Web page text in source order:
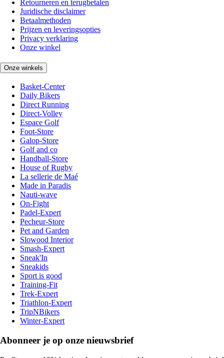
Retourneren en terugbetalen
Juridische disclaimer
Betaalmethoden
Prijzen en leveringsopties
Privacy verklaring
Onze winkel
Onze winkels
Basket-Center
Daily Bikers
Direct Running
Direct-Volley
Espace Golf
Foot-Store
Galop-Store
Golf and co
Handball-Store
House of Rugby
La sellerie de Maé
Made in Paradis
Nauti-wave
On-Fight
Padel-Expert
Pecheur-Store
Pet and Garden
Slowood Interior
Smash-Expert
Sneak'In
Sneakids
Sport is good
Training-Fit
Trek-Expert
Triathlon-Expert
TripNBikers
Winter-Expert
Abonneer je op onze nieuwsbrief